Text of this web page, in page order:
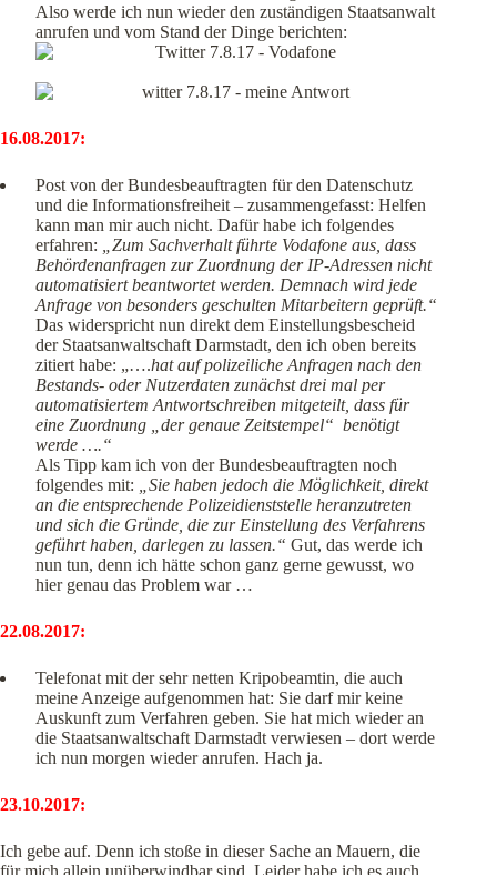
Also werde ich nun wieder den zuständigen Staatsanwalt
anrufen und vom Stand der Dinge berichten:
16.08.2017:
Post von der Bundesbeauftragten für den Datenschutz
und die Informationsfreiheit – zusammengefasst: Helfen
kann man mir auch nicht. Dafür habe ich folgendes
erfahren:
„Zum Sachverhalt führte Vodafone aus, dass
Behördenanfragen zur Zuordnung der IP-Adressen nicht
automatisiert beantwortet werden. Demnach wird jede
Anfrage von besonders geschulten Mitarbeitern geprüft.“
Das widerspricht nun direkt dem Einstellungsbescheid
der Staatsanwaltschaft Darmstadt, den ich oben bereits
zitiert habe: „….hat auf polizeiliche Anfragen nach den
Bestands- oder Nutzerdaten zunächst drei mal per
automatisiertem Antwortschreiben mitgeteilt, dass für
eine Zuordnung „der genaue Zeitstempel“ benötigt
werde ….“
Als Tipp kam ich von der Bundesbeauftragten noch
folgendes mit:
„Sie haben jedoch die Möglichkeit, direkt
an die entsprechende Polizeidienststelle heranzutreten
und sich die Gründe, die zur Einstellung des Verfahrens
geführt haben, darlegen zu lassen.“ Gut, das werde ich
nun tun, denn ich hätte schon ganz gerne gewusst, wo
hier genau das Problem war …
22.08.2017:
Telefonat mit der sehr netten Kripobeamtin, die auch
meine Anzeige aufgenommen hat: Sie darf mir keine
Auskunft zum Verfahren geben. Sie hat mich wieder an
die Staatsanwaltschaft Darmstadt verwiesen – dort werde
ich nun morgen wieder anrufen. Hach ja.
23.10.2017:
Ich gebe auf. Denn ich stoße in dieser Sache an Mauern, die